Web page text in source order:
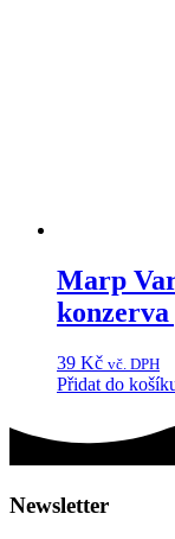
Marp
39 Kč vč. DPH
Přidat do
Newsletter